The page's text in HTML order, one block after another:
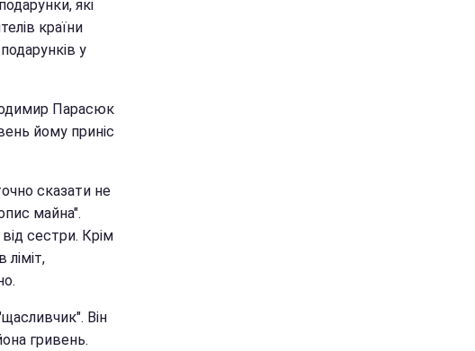
які
країни
у
Парасюк
йому приніс
сказати не
майна".
сестри. Крім
ліміт,
Він
гривень.